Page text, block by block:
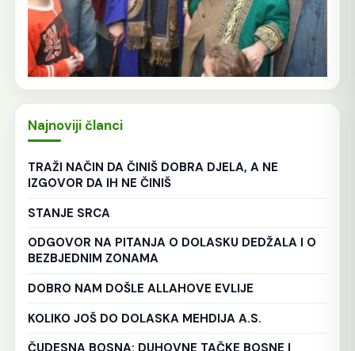
Najnoviji članci
TRAŽI NAČIN DA ČINIŠ DOBRA DJELA, A NE
IZGOVOR DA IH NE ČINIŠ
STANJE SRCA
ODGOVOR NA PITANJA O DOLASKU DEDŽALA I O
BEZBJEDNIM ZONAMA
DOBRO NAM DOŠLE ALLAHOVE EVLIJE
KOLIKO JOŠ DO DOLASKA MEHDIJA A.S.